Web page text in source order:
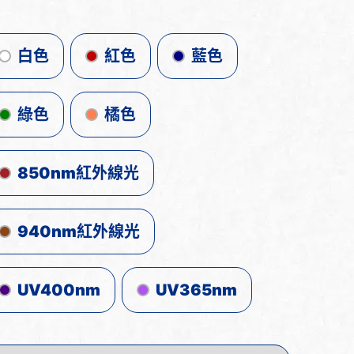
白色 紅色 藍色
綠色 橘色
850nm紅外線光
940nm紅外線光
UV400nm UV365nm